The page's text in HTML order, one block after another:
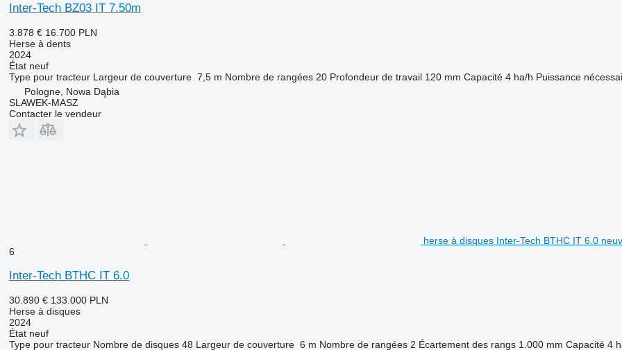
Inter-Tech BZ03 IT 7.50m
3.878 € 16.700 PLN
Herse à dents
2024
Étatneuf
Type pour tracteur Largeur de couverture 7,5 m Nombre de rangées 20 Profondeur de travail 120 mm Capacité 4 ha/h Puissance
Pologne, Nowa Dąbia
SLAWEK-MASZ
Contacter le vendeur
herse à disques Inter-Tech BTHC IT 6.0
6
Inter-Tech BTHC IT 6.0
30.890 € 133.000 PLN
Herse à disques
2024
Étatneuf
Type pour tracteur Nombre de disques 48 Largeur de couverture 6 m Nombre de rangées 2 Écartement des rangs 1.000 mm Capacité 4